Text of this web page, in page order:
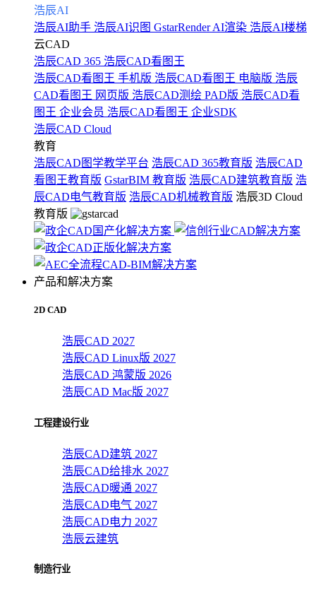
浩辰AI
浩辰AI助手 浩辰AI识图 GstarRender AI渲染 浩辰AI楼梯
云CAD
浩辰CAD 365 浩辰CAD看图王
浩辰CAD看图王 手机版 浩辰CAD看图王 电脑版 浩辰
CAD看图王 网页版 浩辰CAD测绘 PAD版 浩辰CAD看
图王 企业会员 浩辰CAD看图王 企业SDK
浩辰CAD Cloud
教育
浩辰CAD图学教学平台 浩辰CAD 365教育版 浩辰CAD
看图王教育版 GstarBIM 教育版 浩辰CAD建筑教育版 浩
辰CAD电气教育版 浩辰CAD机械教育版 浩辰3D Cloud
教育版
产品和解决方案
2D CAD
浩辰CAD 2027
浩辰CAD Linux版 2027
浩辰CAD 鸿蒙版 2026
浩辰CAD Mac版 2027
工程建设行业
浩辰CAD建筑 2027
浩辰CAD给排水 2027
浩辰CAD暖通 2027
浩辰CAD电气 2027
浩辰CAD电力 2027
浩辰云建筑
制造行业